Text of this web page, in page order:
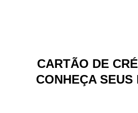
CARTÃO DE
CONHEÇA SEUS